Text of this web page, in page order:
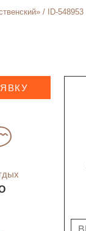
/ ID-548953